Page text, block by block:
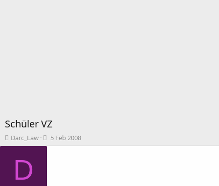
Schüler VZ
T
h
Darc_Law
B
e
5 Feb 2008
D